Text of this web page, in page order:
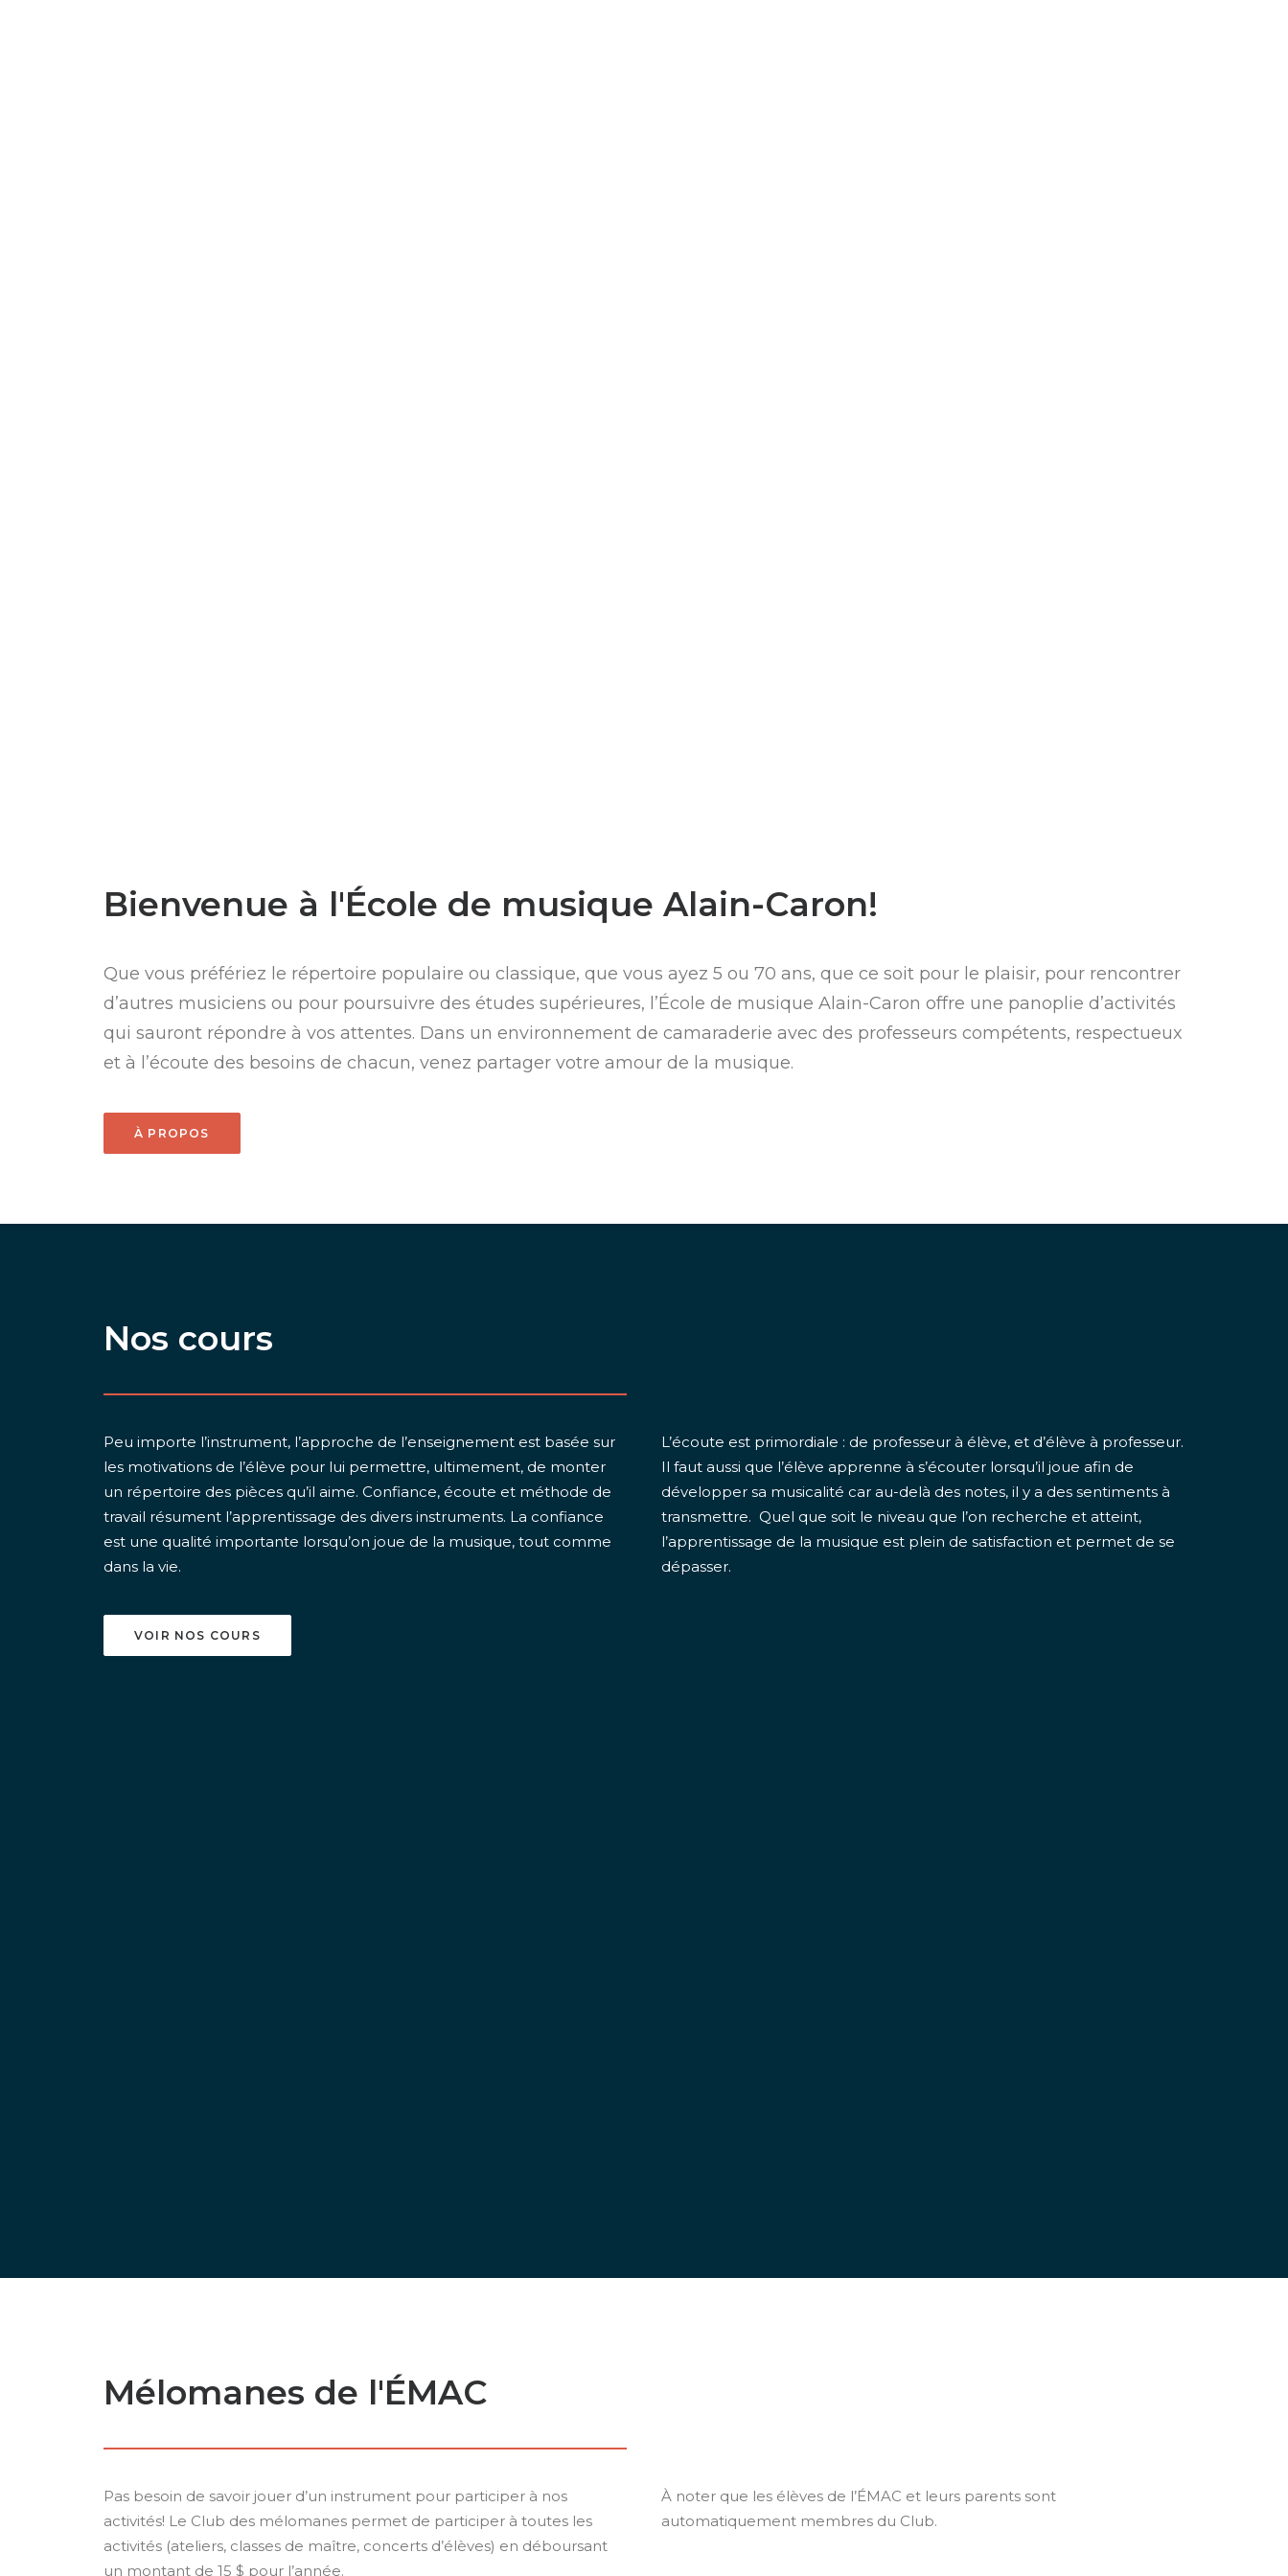
Bienvenue à l'École de musique Alain-Caron!
Que vous préfériez le répertoire populaire ou classique, que vous ayez 5 ou 70 ans, que ce soit pour le plaisir, pour rencontrer
d’autres musiciens ou pour poursuivre des études supérieures, l’École de musique Alain-Caron offre une panoplie d’activités
qui sauront répondre à vos attentes. Dans un environnement de camaraderie avec des professeurs compétents, respectueux
et à l’écoute des besoins de chacun, venez partager votre amour de la musique.
À PROPOS
Nos cours
Peu importe l’instrument, l’approche de l’enseignement est basée sur
les motivations de l’élève pour lui permettre, ultimement, de monter
un répertoire des pièces qu’il aime. Confiance, écoute et méthode de
travail résument l’apprentissage des divers instruments. La confiance
est une qualité importante lorsqu’on joue de la musique, tout comme
dans la vie.
L’écoute est primordiale : de professeur à élève, et d’élève à professeur.
Il faut aussi que l’élève apprenne à s’écouter lorsqu’il joue afin de
développer sa musicalité car au-delà des notes, il y a des sentiments à
transmettre. Quel que soit le niveau que l’on recherche et atteint,
l’apprentissage de la musique est plein de satisfaction et permet de se
dépasser.
VOIR NOS COURS
Mélomanes de l'ÉMAC
Pas besoin de savoir jouer d’un instrument pour participer à nos
activités! Le Club des mélomanes permet de participer à toutes les
activités (ateliers, classes de maître, concerts d’élèves) en déboursant
un montant de 15 $ pour l’année.
À noter que les élèves de l’ÉMAC et leurs parents sont
automatiquement membres du Club.